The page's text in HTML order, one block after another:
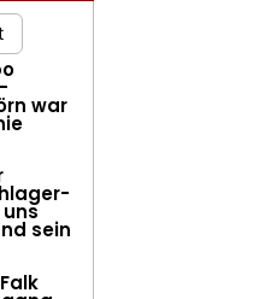
ist in Arbeit!
war
sein